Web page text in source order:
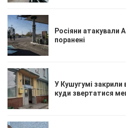
Росіяни атакували
поранені
У Кушугумі закрили
куди звертатися